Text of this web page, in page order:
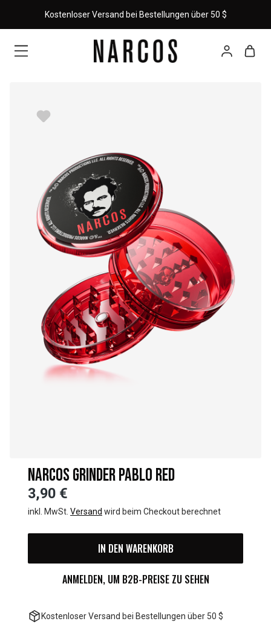
Kostenloser Versand bei Bestellungen über 50 $
NARCOS GRINDER PABLO RED
3,90 €
inkl. MwSt. Versand wird beim Checkout berechnet
IN DEN WARENKORB
ANMELDEN, UM B2B-PREISE ZU SEHEN
Kostenloser Versand bei Bestellungen über 50 $